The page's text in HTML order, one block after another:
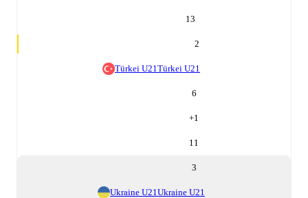
13
2
Türkei U21 Türkei U21
6
+1
11
3
Ukraine U21 Ukraine U21